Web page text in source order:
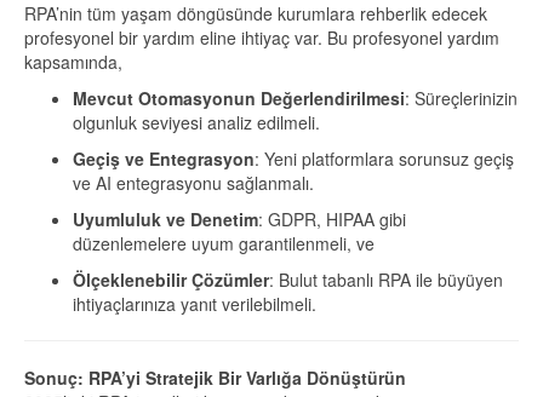
RPA’nin tüm yaşam döngüsünde kurumlara rehberlik edecek
profesyonel bir yardım eline ihtiyaç var. Bu profesyonel yardım
kapsamında,
Mevcut Otomasyonun Değerlendirilmesi: Süreçlerinizin
olgunluk seviyesi analiz edilmeli.
Geçiş ve Entegrasyon: Yeni platformlara sorunsuz geçiş
ve AI entegrasyonu sağlanmalı.
Uyumluluk ve Denetim: GDPR, HIPAA gibi
düzenlemelere uyum garantilenmeli, ve
Ölçeklenebilir Çözümler: Bulut tabanlı RPA ile büyüyen
ihtiyaçlarınıza yanıt verilebilmeli.
Sonuç: RPA’yi Stratejik Bir Varlığa Dönüştürün